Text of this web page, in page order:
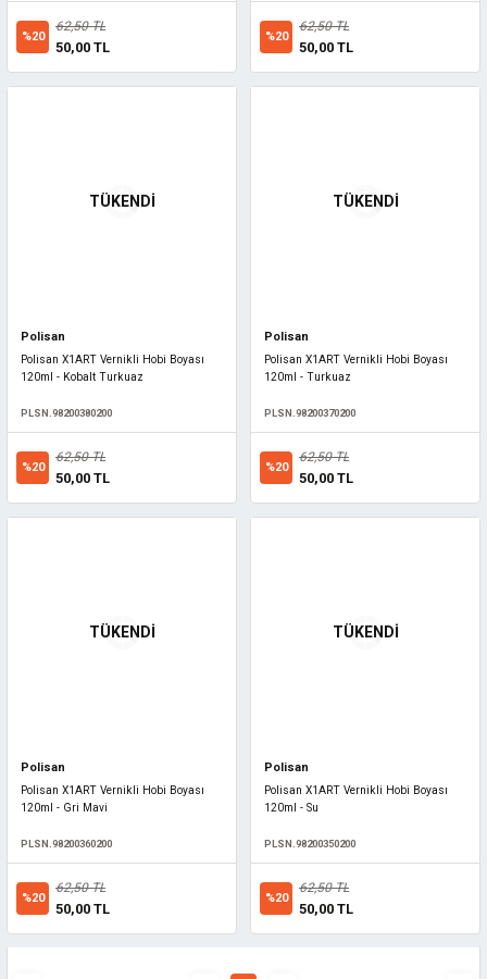
%20
62,50 TL
50,00 TL
%20
62,50 TL
50,00 TL
TÜKENDİ
Polisan
Polisan X1ART Vernikli Hobi Boyası
120ml - Kobalt Turkuaz
PLSN.98200380200
%20
62,50 TL
50,00 TL
TÜKENDİ
Polisan
Polisan X1ART Vernikli Hobi Boyası
120ml - Turkuaz
PLSN.98200370200
%20
62,50 TL
50,00 TL
TÜKENDİ
Polisan
Polisan X1ART Vernikli Hobi Boyası
120ml - Gri Mavi
PLSN.98200360200
%20
62,50 TL
50,00 TL
TÜKENDİ
Polisan
Polisan X1ART Vernikli Hobi Boyası
120ml - Su
PLSN.98200350200
%20
62,50 TL
50,00 TL